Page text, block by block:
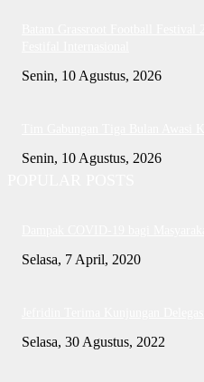
Senin, 10 Agustus, 2026
Senin, 10 Agustus, 2026
Selasa, 7 April, 2020
Selasa, 30 Agustus, 2022